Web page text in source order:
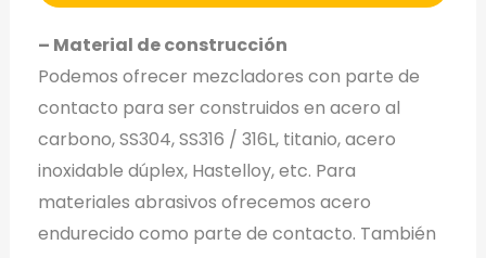
– Material de construcción
Podemos ofrecer mezcladores con parte de
contacto para ser construidos en acero al
carbono, SS304, SS316 / 316L, titanio, acero
inoxidable dúplex, Hastelloy, etc. Para
materiales abrasivos ofrecemos acero
endurecido como parte de contacto. También